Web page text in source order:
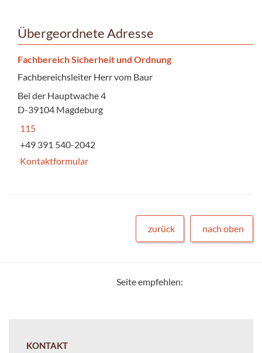
Übergeordnete Adresse
Fachbereich Sicherheit und Ordnung
Fachbereichsleiter Herr vom Baur
Bei der Hauptwache 4
D-39104 Magdeburg
115
+49 391 540-2042
Kontaktformular
zurück nach oben
Seite empfehlen:
KONTAKT